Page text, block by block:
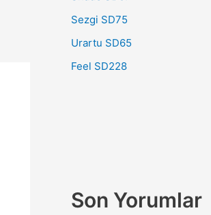
Sezgi SD75
Urartu SD65
Feel SD228
Son Yorumlar